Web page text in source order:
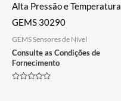
Alta Pressão e Temperatura
GEMS 30290
GEMS Sensores de Nível
Consulte as Condições de
Fornecimento